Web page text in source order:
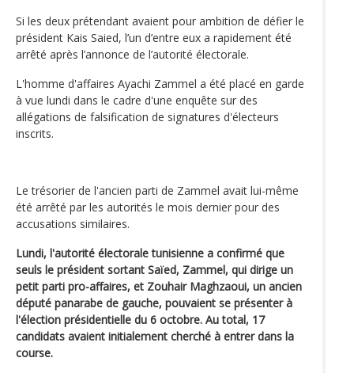
Si les deux prétendant avaient pour ambition de défier le
président Kais Saied, l’un d’entre eux a rapidement été
arrêté après l’annonce de l’autorité électorale.
L'homme d'affaires Ayachi Zammel a été placé en garde
à vue lundi dans le cadre d'une enquête sur des
allégations de falsification de signatures d'électeurs
inscrits.
Le trésorier de l'ancien parti de Zammel avait lui-même
été arrêté par les autorités le mois dernier pour des
accusations similaires.
Lundi, l'autorité électorale tunisienne a confirmé que
seuls le président sortant Saïed, Zammel, qui dirige un
petit parti pro-affaires, et Zouhair Maghzaoui, un ancien
député panarabe de gauche, pouvaient se présenter à
l'élection présidentielle du 6 octobre. Au total, 17
candidats avaient initialement cherché à entrer dans la
course.